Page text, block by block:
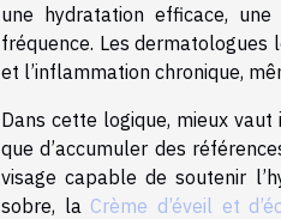
une hydratation efficace,
fréquence. Les dermatologues
et l’inflammation chronique,
Dans cette logique, mieux
que d’accumuler des
visage capable de soutenir
sobre, la Crème d’éveil et